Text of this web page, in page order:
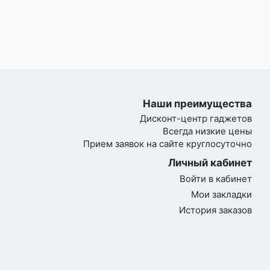
Наши преимущества
Дисконт-центр гаджетов
Всегда низкие цены
Прием заявок на сайте круглосуточно
Личный кабинет
Войти в кабинет
Мои закладки
История заказов